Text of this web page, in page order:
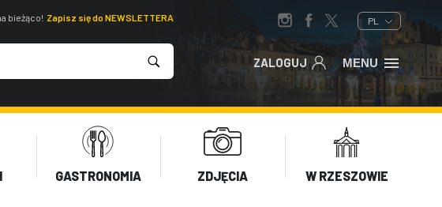
bieżąco! Zapisz się do NEWSLETTERA PL
ZALOGUJ MENU
GASTRONOMIA ZDJĘCIA W RZESZOWIE